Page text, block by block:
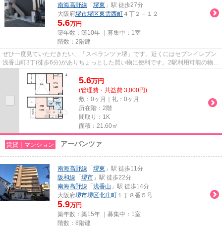
南海高野線 「 堺東 」駅 徒歩27分
大阪府堺市堺区東雲西町 ４丁２－１２
5.6万円
築年数：築10年 ｜募集中： 1室
階数：2階建
ぜひ一度見ていただきたい、「スペランツァ堺」です。近くにはセブンイレブン
浅香山町3丁(徒歩6分)がありちょっとした買い物に便利です。2駅利用可能の物件
5.6万円
(管理費・共益費 3,000円)
敷：0ヶ月｜礼：0ヶ月
所在階：2階
間取り：1K
面積：21.60㎡
賃貸｜マンション アーバンツァ
南海高野線 「 堺東 」駅 徒歩11分
阪和線 「 堺市 」駅 徒歩22分
南海高野線 「 浅香山 」駅 徒歩14分
大阪府堺市堺区北庄町 １丁８番５号
5.9万円
築年数：築15年 ｜募集中： 1室
階数：8階建